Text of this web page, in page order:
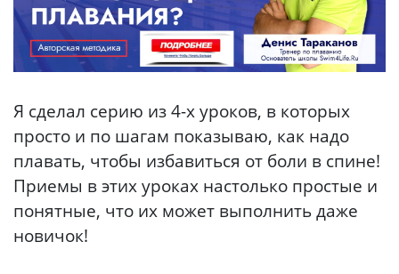
Я сделал серию из 4-х уроков, в которых
просто и по шагам показываю, как надо
плавать, чтобы избавиться от боли в спине!
Приемы в этих уроках настолько простые и
понятные, что их может выполнить даже
новичок!